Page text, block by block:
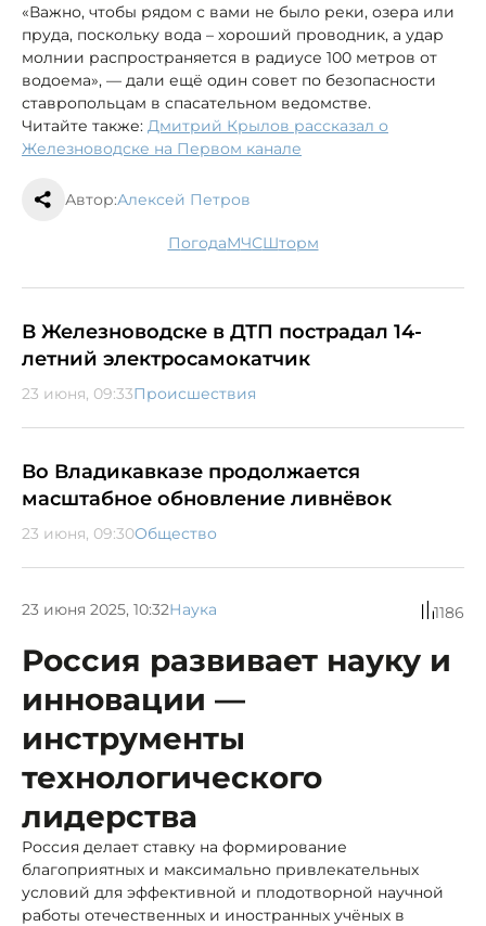
«Важно, чтобы рядом с вами не было реки, озера или
пруда, поскольку вода – хороший проводник, а удар
молнии распространяется в радиусе 100 метров от
водоема», — дали ещё один совет по безопасности
ставропольцам в спасательном ведомстве.
Читайте также: Дмитрий Крылов рассказал о
Железноводске на Первом канале
Автор:Алексей Петров
погода МЧС шторм
В Железноводске в ДТП пострадал 14-
летний электросамокатчик
23 июня, 09:33Происшествия
Во Владикавказе продолжается
масштабное обновление ливнёвок
23 июня, 09:30Общество
23 июня 2025, 10:32Наука 1186
Россия развивает науку и
инновации —
инструменты
технологического
лидерства
Россия делает ставку на формирование
благоприятных и максимально привлекательных
условий для эффективной и плодотворной научной
работы отечественных и иностранных учёных в